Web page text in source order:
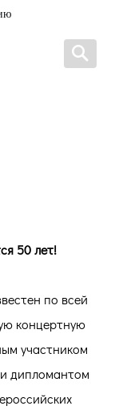
50 лет!
по всей
концертную
участником
дипломантом